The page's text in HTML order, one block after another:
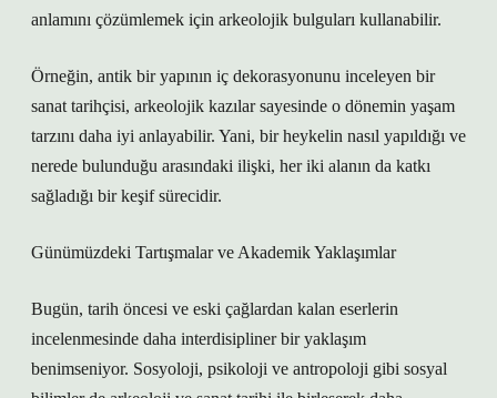
anlamını çözümlemek için arkeolojik bulguları kullanabilir.
Örneğin, antik bir yapının iç dekorasyonunu inceleyen bir
sanat tarihçisi, arkeolojik kazılar sayesinde o dönemin yaşam
tarzını daha iyi anlayabilir. Yani, bir heykelin nasıl yapıldığı ve
nerede bulunduğu arasındaki ilişki, her iki alanın da katkı
sağladığı bir keşif sürecidir.
Günümüzdeki Tartışmalar ve Akademik Yaklaşımlar
Bugün, tarih öncesi ve eski çağlardan kalan eserlerin
incelenmesinde daha interdisipliner bir yaklaşım
benimseniyor. Sosyoloji, psikoloji ve antropoloji gibi sosyal